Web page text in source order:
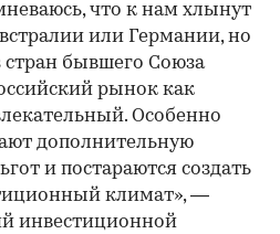
что к нам хлынут
или Германии, но
бывшего Союза
рынок как
Особенно
дополнительную
и постараются создать
климат», —
инвестиционной